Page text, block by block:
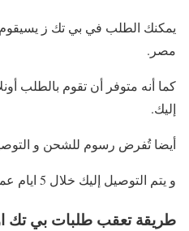
يمكنك الطلب في بي تك ز
مصر.
كما أنه متوفر أن تقوم بالطلب
إليك.
أيضا تُفرض رسوم للشحن و التوصيل بقيمة
و يتم التوصيل إليك خلال 5 ايام عمل.
طريقة تعقب طلبات بي تك